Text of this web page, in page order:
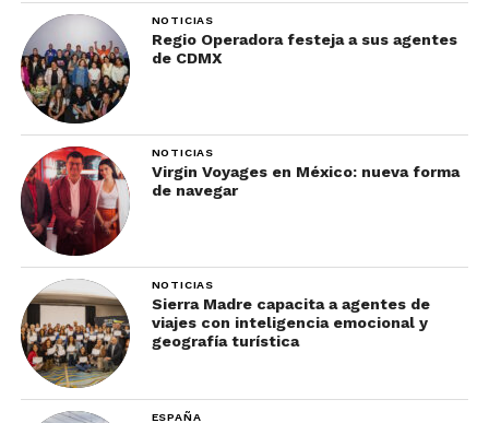
NOTICIAS
Regio Operadora festeja a sus agentes
de CDMX
NOTICIAS
Virgin Voyages en México: nueva forma
de navegar
NOTICIAS
Sierra Madre capacita a agentes de
viajes con inteligencia emocional y
geografía turística
ESPAÑA